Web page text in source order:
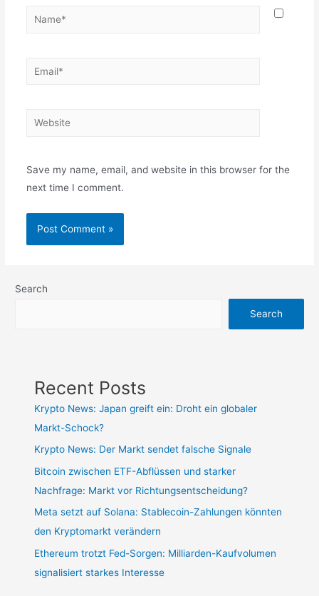
Name*
Email*
Website
Save my name, email, and website in this browser for the
next time I comment.
Search
Search
Recent Posts
Krypto News: Japan greift ein: Droht ein globaler
Markt-Schock?
Krypto News: Der Markt sendet falsche Signale
Bitcoin zwischen ETF-Abflüssen und starker
Nachfrage: Markt vor Richtungsentscheidung?
Meta setzt auf Solana: Stablecoin-Zahlungen könnten
den Kryptomarkt verändern
Ethereum trotzt Fed-Sorgen: Milliarden-Kaufvolumen
signalisiert starkes Interesse